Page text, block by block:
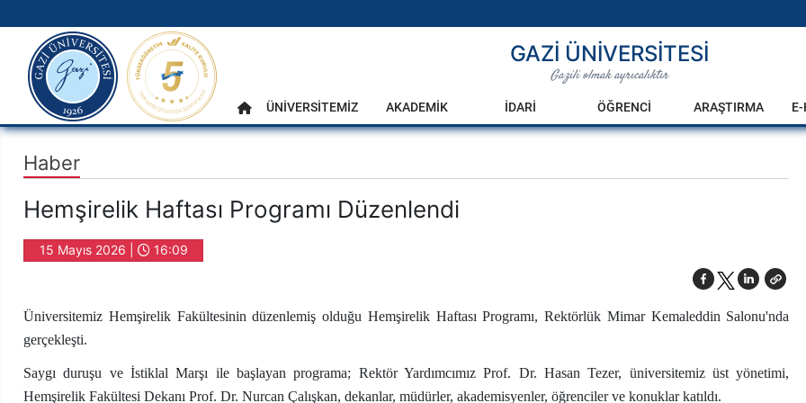
Ana Menü
gazi.edu.tr
GAZİ ÜNİVERSİTESİ
Gazili olmak ayrıcalıktır
Anasayfa
ÜNİVERSİTEMİZ AKADEMİK İDARİ ÖĞRENCİ ARAŞTIRMA
Haber
Hemşirelik Haftası Programı Düzenlendi
15 Mayıs 2026 | 16:09
Üniversitemiz Hemşirelik Fakültesinin düzenlemiş olduğu Hemşirelik Haftası Programı, Rektörlük Mimar Kemaleddin Salonu'nda
gerçekleşti.
Saygı duruşu ve İstiklal Marşı ile başlayan programa; Rektör Yardımcımız Prof. Dr. Hasan Tezer, üniversitemiz üst yönetimi,
Hemşirelik Fakültesi Dekanı Prof. Dr. Nurcan Çalışkan, dekanlar, müdürler, akademisyenler, öğrenciler ve konuklar katıldı.